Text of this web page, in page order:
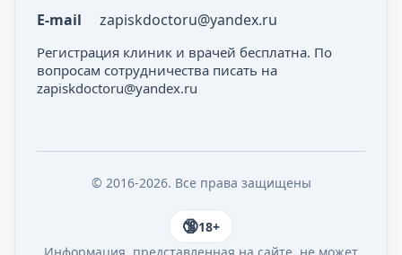
E-mail zapiskdoctoru@yandex.ru
Регистрация клиник и врачей бесплатна. По
вопросам сотрудничества писать на
zapiskdoctoru@yandex.ru
© 2016-2026. Все права защищены
18+